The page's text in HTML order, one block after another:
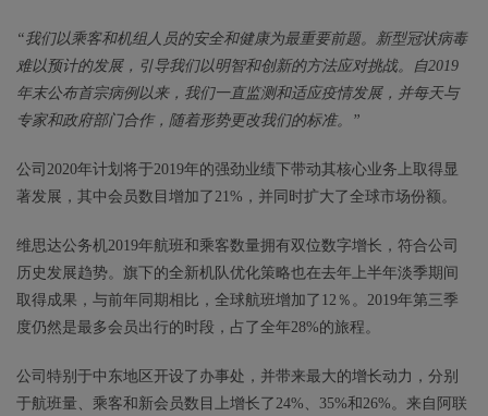
“我们以乘客和机组人员的安全和健康为最重要前题。新型冠状病毒
难以预计的发展，引导我们以明智和创新的方法应对挑战。自2019
年末公布首宗病例以来，我们一直监测和适应疫情发展，并每天与
专家和政府部门合作，随着形势更改我们的标准。”
公司2020年计划将于2019年的强劲业绩下带动其核心业务上取得显
著发展，其中会员数目增加了21%，并同时扩大了全球市场份额。
维思达公务机2019年航班和乘客数量拥有双位数字增长，符合公司
历史发展趋势。旗下的全新机队优化策略也在去年上半年淡季期间
取得成果，与前年同期相比，全球航班增加了12％。2019年第三季
度仍然是最多会员出行的时段，占了全年28%的旅程。
公司特别于中东地区开设了办事处，并带来最大的增长动力，分别
于航班量、乘客和新会员数目上增长了24%、35%和26%。来自阿联